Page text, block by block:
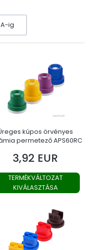
ig
kúpos örvényes
permetező APS60RC
Ár
3,92 EUR
TERMÉKVÁLTOZAT
KIVÁLASZTÁSA